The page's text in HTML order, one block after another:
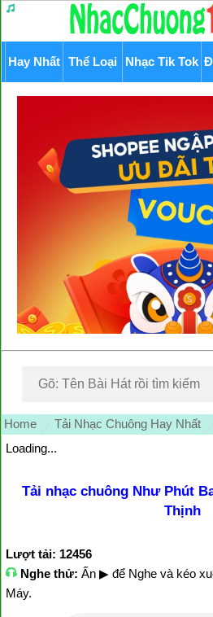
Hay Nhất Thể Loại Nhạc Tik Tok
Home
Tải Nhạc Chuông Hay Nhất
Loading...
Tải nhạc chuông Như Phút
Thịnh
Lượt tải: 12456
Nghe thử: Ấn ▶ để Nghe và kéo
Máy.